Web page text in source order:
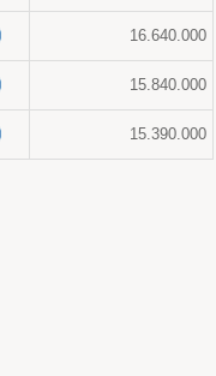
16.640.000
15.840.000
15.390.000